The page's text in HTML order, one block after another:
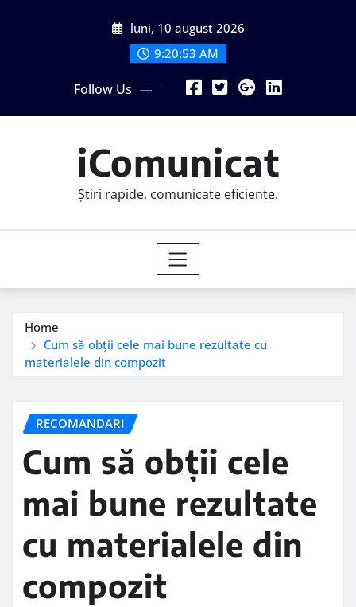
luni, 10 august 2026
9:20:54 AM
Follow Us
iComunicat
Știri rapide, comunicate eficiente.
Home
Cum să obții cele mai bune rezultate cu
materialele din compozit
RECOMANDARI
Cum să obții cele
mai bune rezultate
cu materialele din
compozit